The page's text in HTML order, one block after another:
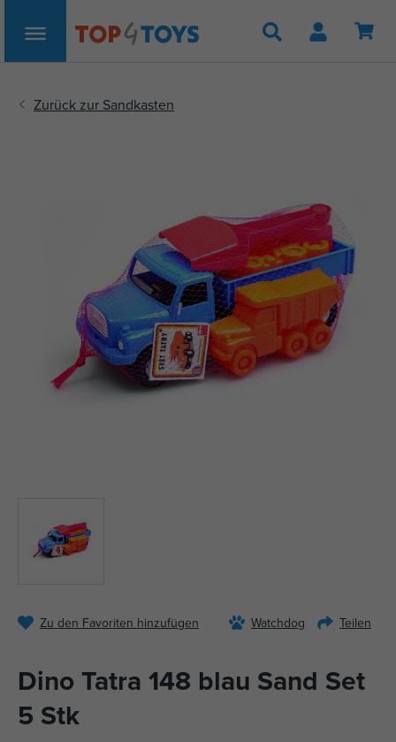
Suche
Zu den Favoriten hinzufügen Watchdog Teilen
Dino Tatra 148 blau Sand Set
5 Stk